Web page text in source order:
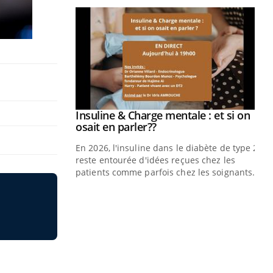
Youtube
Insuline & Charge mentale : et si on
osait en parler??Youtube
En 2026, l'insuline dans le diabète de type 2
reste entourée d'idées reçues chez les
patients comme parfois chez les soignants.